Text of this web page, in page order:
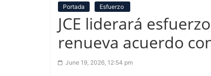
Portada Esfuerzo
JCE liderará
renueva acuerdo
June 19, 2026, 12:54 pm